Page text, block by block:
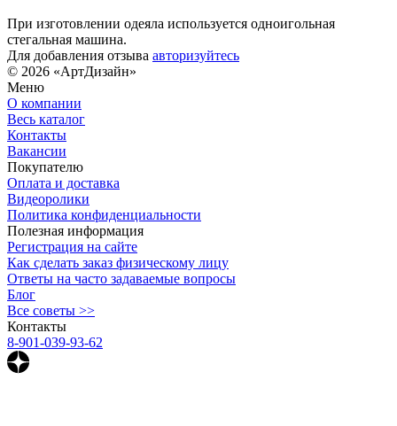
При изготовлении одеяла используется одноигольная
стегальная машина.
Для добавления отзыва авторизуйтесь
© 2026 «АртДизайн»
Меню
О компании
Весь каталог
Контакты
Вакансии
Покупателю
Оплата и доставка
Видеоролики
Политика конфиденциальности
Полезная информация
Регистрация на сайте
Как сделать заказ физическому лицу
Ответы на часто задаваемые вопросы
Блог
Все советы >>
Контакты
8-901-039-93-62